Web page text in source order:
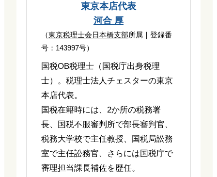
東京本店代表
河合 厚
（東京税理士会日本橋支部所属｜登録番
号：143997号）
国税OB税理士（国税庁出身税理
士）。税理士法人チェスターの東京
本店代表。
国税在籍時には、2か所の税務署
長、国税不服審判所で部長審判官、
税務大学校で主任教授、国税局訟務
室で主任訟務官、さらには国税庁で
審理担当課長補佐を歴任。